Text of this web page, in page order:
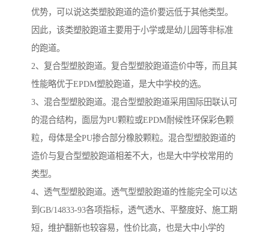
优势，可以说这类塑胶跑道的造价要远低于其他类型。
因此，该类塑胶跑道主要用于小学或是幼儿园等非标准
的跑道。
2、复合型塑胶跑道。复合型塑胶跑道造价中等，而且其
性能略优于EPDM塑胶跑道，是大中学校的选。
3、混合型塑胶跑道。混合型塑胶跑道采用国际田联认可
的混合结构，面层为PU颗粒或EPDM耐候性环保彩色颗
粒，母体是全PU掺合部分橡胶颗粒。混合型塑胶跑道的
造价与复合型塑胶跑道相差不大，也是大中学校常用的
类型。
4、透气型塑胶跑道。透气型塑胶跑道的性能完全可以达
到GB/14833-93各项指标，透气透水、平整度好、施工期
短，维护翻新也较容易，性价比高，也是大中小学的